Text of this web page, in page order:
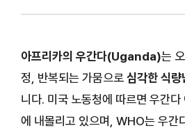
아프리카의 우간다(Uganda)는
정, 반복되는 가뭄으로 심각한 식량
니다. 미국 노동청에 따르면 우간
에 내몰리고 있으며, WHO는 우간